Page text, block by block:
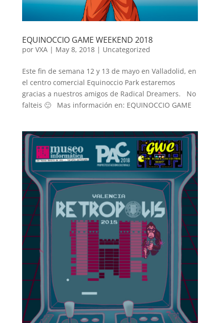
EQUINOCCIO GAME WEEKEND 2018
por VXA| May 8, 2018| Uncategorized
Este fin de semana 12 y 13 de mayo en Valladolid, en
el centro comercial Equinoccio Park estaremos
gracias a nuestros amigos de Radical Dreamers. No
falteis 🙂 Mas información en: EQUINOCCIO GAME